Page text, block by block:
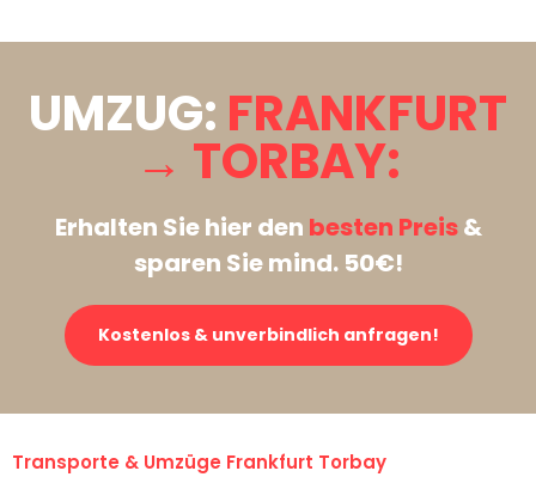
UMZUG: FRANKFURT
→ TORBAY:
Erhalten Sie hier den besten Preis&
sparen Sie mind. 50€!
Kostenlos & unverbindlich anfragen!
Transporte & Umzüge Frankfurt Torbay